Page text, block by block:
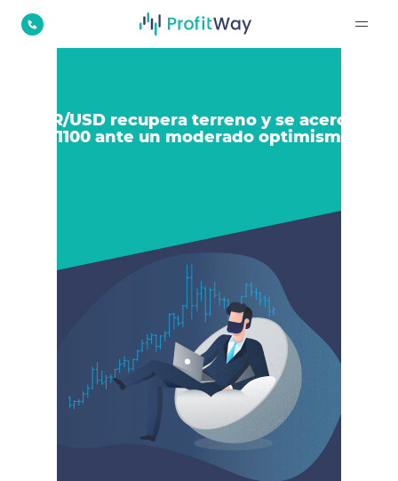
EUR/USD recupera terreno y se acerca a
1.1100 ante un moderado optimismo